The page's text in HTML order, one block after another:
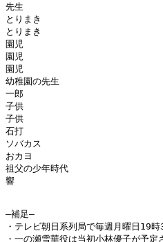
先生　　　　　　　　　　　　　　　
とりまき　　　　　　　　　　　　
とりまき　　　　　　　　　　　　
園児　　　　　　　　　　　　　　　
園児　　　　　　　　　　　　　　　
園児　　　　　　　　　　　　　　
幼稚園の先生　　　　　　　　　　
一郎　　　　　　　　　　　　　　　
子供　　　　　　　　　　　　　　
子供　　　　　　　　　　　　　　
石打　　　　　　　　　　　　　　
ソバカス　　　　　　　　　　　　
おカヨ　　　　　　　　　　　　　　
祖父の少年時代　　　　　　　　　
響　　　　　　　　　　　　　　　
―補足―
・テレビ朝日系列局で毎週月曜日19
・一の瀬雪華役は当初小林優子が予定